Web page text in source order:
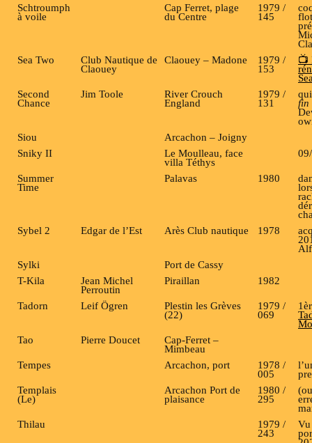
Schtroumph
à voile
Cap Ferret, plage
du Centre
1979 /
145
Sea Two
Club Nautique de
Claouey
Claouey – Madone 1979 /
153
📺
Second
Chance
Jim Toole River Crouch
England
1979 /
131 fin
Siou
Arcachon – Joigny
Sniky II
Le Moulleau, face
villa Téthys
Summer
Time
Palavas 1980
Sybel 2
Edgar de l’Est Arès Club nautique 1978
Sylki
Port de Cassy
T-Kila
Jean Michel
Perroutin
Piraillan 1982
Tadorn Leif Ögren Plestin les Grèves
(22)
1979 /
069
Tao
Pierre Doucet Cap-Ferret –
Mimbeau
Tempes
Arcachon, port 1978 /
005
Templais
(Le)
Arcachon Port de
plaisance
1980 /
295
Thilau
1979 /
243
Vu